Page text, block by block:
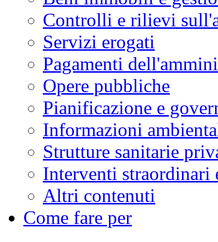
Controlli e rilievi
Servizi erogati
Pagamenti
Opere pubbliche
Pianificazione e
Informazioni
Strutture sanitarie
Interventi straordinari
Altri contenuti
Come fare per